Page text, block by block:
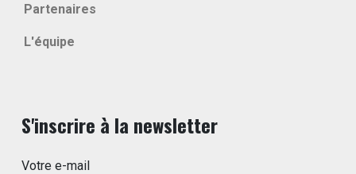
Partenaires
L'équipe
S'inscrire à la newsletter
Votre e-mail